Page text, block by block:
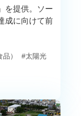
を提供。ソー
成に向けて前
）
#太陽光